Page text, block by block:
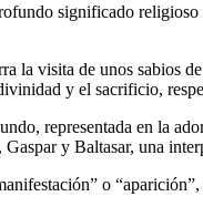
significado
visita de unos sabios
y el sacrificio,
representada en la
y Baltasar, una
o